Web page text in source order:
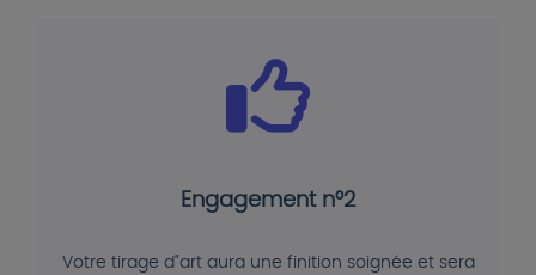
Engagement n°2
Votre tirage d"art aura une finition soignée et sera